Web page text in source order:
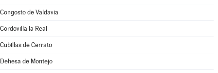
Congosto de Valdavia
Cordovilla la Real
Cubillas de Cerrato
Dehesa de Montejo